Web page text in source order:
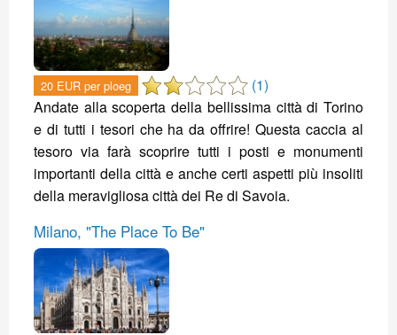
20 EUR per ploeg
(1)
Andate alla scoperta della bellissima città di Torino
e di tutti i tesori che ha da offrire! Questa caccia al
tesoro via farà scoprire tutti i posti e monumenti
importanti della città e anche certi aspetti più insoliti
della meravigliosa città dei Re di Savoia.
Milano, "The Place To Be"